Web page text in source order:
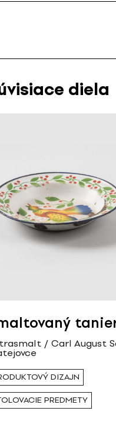
diela
/ Carl August
DIZAJN
PREDMETY